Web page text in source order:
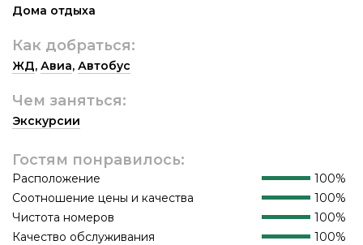
Дома отдыха
Как добраться:
ЖД, Авиа, Автобус
Чем заняться:
Экскурсии
Гостям понравилось:
Расположение
100%
Соотношение цены и качества
100%
Чистота номеров
100%
Качество обслуживания
100%